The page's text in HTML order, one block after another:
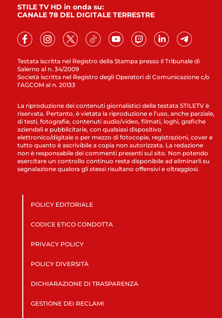
Testata iscritta nel Registro della Stampa presso il Tribunale di
Salerno al n. 34/2009
Società iscritta nel Registro degli Operatori di Comunicazione c/o
l’AGCOM al n. 20133
STILE TV HD in onda su:
CANALE 78 DEL DIGITALE TERRESTRE
La riproduzione dei contenuti giornalistici della testata STILETV è
riservata. Pertanto, è vietata la riproduzione e l’uso, anche parziale,
di testi, fotografie, contenuti audio/video, filmati, loghi, grafiche
aziendali e pubblicitarie, con qualsiasi dispositivo
elettronico/digitale o per mezzo di fotocopie, registrazioni, cover e
tutto quanto è ascrivibile a copia non autorizzata. La redazione
non è responsabile dei commenti presenti sul sito. Non potendo
esercitare un controllo continuo resta disponibile ad eliminarli su
segnalazione qualora gli stessi risultano offensivi e oltraggiosi.
POLICY EDITORIALE
CODICE ETICO CONDOTTA
PRIVACY POLICY
POLICY DIVERSITÀ
DICHIARAZIONE DI TRASPARENZA
GESTIONE DEI RECLAMI